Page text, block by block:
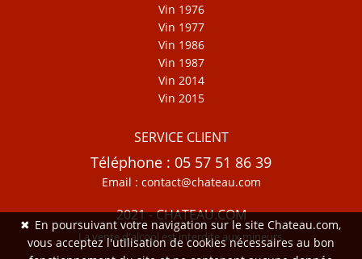
Vin 1976
Vin 1977
Vin 1986
Vin 1987
Vin 2014
Vin 2015
SERVICE CLIENT
Téléphone : 05 57 51 86 39
Email : contact@chateau.com
2021 - CHATEAU.COM
La vente d'alcool est interdite aux mineurs.
✖ En poursuivant votre navigation sur le site Chateau.com,
vous acceptez l'utilisation de cookies nécessaires au bon